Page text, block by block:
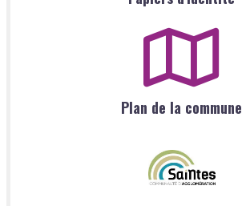
Plan de la commune